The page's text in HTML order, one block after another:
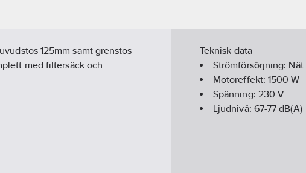
125mm samt grenstos
med filtersäck och
Teknisk data
Strömförsörjning: Nät
Motoreffekt:1500 W
Spänning: 230 V
Ljudnivå: 67-77 dB(A)